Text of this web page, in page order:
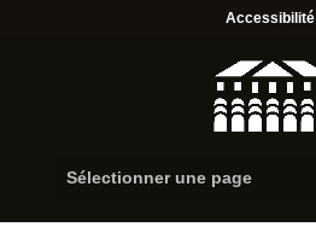
Accessibilité
Sélectionner une page